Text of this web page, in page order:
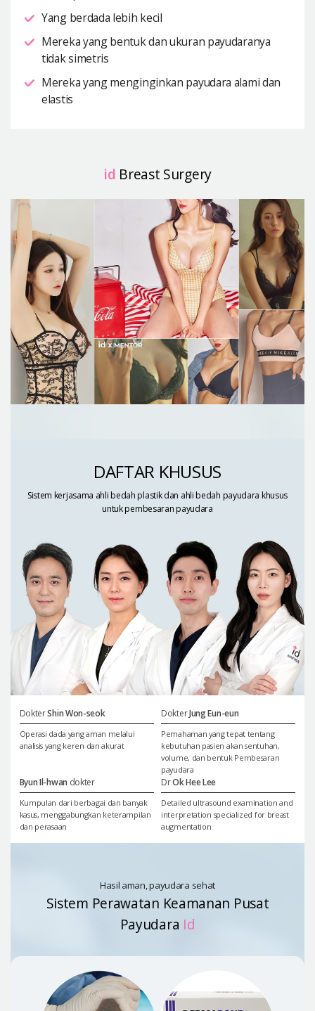
Yang berdada lebih kecil
Mereka yang bentuk dan ukuran payudaranya
tidak simetris
Mereka yang menginginkan payudara alami dan
elastis
id Breast Surgery
DAFTAR KHUSUS
Sistem kerjasama ahli bedah plastik dan ahli bedah payudara khusus
untuk pembesaran payudara
DokterShin Won-seok
Operasi dada yang aman melalui
analisis yang keren dan akurat
DokterJung Eun-eun
Pemahaman yang tepat tentang
kebutuhan pasien akan sentuhan,
volume, dan bentuk Pembesaran
payudara
Byun Il-hwan dokter
Kumpulan dari berbagai dan banyak
kasus, menggabungkan keterampilan
dan perasaan
DrOk Hee Lee
Detailed ultrasound examination and
interpretation specialized for breast
augmentation
Hasil aman, payudara sehat
Sistem Perawatan Keamanan Pusat
Payudara Id